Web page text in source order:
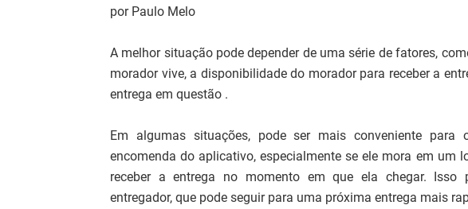
por Paulo Melo
A melhor situação pode depender de uma série de fatores,
morador vive, a disponibilidade do morador para receber a
entrega em questão .
Em algumas situações, pode ser mais conveniente para
encomenda do aplicativo, especialmente se ele mora em um
receber a entrega no momento em que ela chegar. Isso
entregador, que pode seguir para uma próxima entrega mais